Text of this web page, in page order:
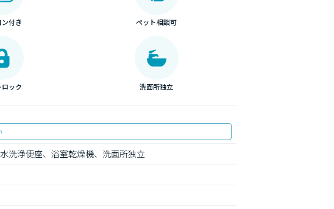
付き ペット相談可
ック 洗面所独立
洗浄便座、浴室乾燥機、洗面所独立